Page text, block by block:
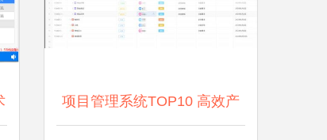
项目管理系统TOP10 高效产